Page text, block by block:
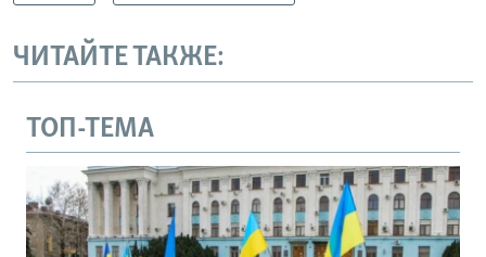
ЧИТАЙТЕ ТАКЖЕ:
ТОП-ТЕМА